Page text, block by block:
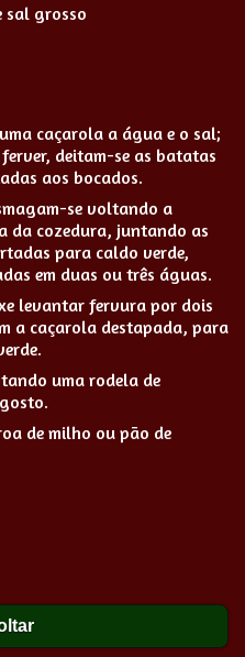
sal grosso
caçarola a água e o sal;
deitam-se as batatas
aos bocados.
se voltando a
da cozedura, juntando as
para caldo verde,
em duas ou três águas.
levantar fervura por dois
a caçarola destapada, para
uma rodela de
de milho ou pão de